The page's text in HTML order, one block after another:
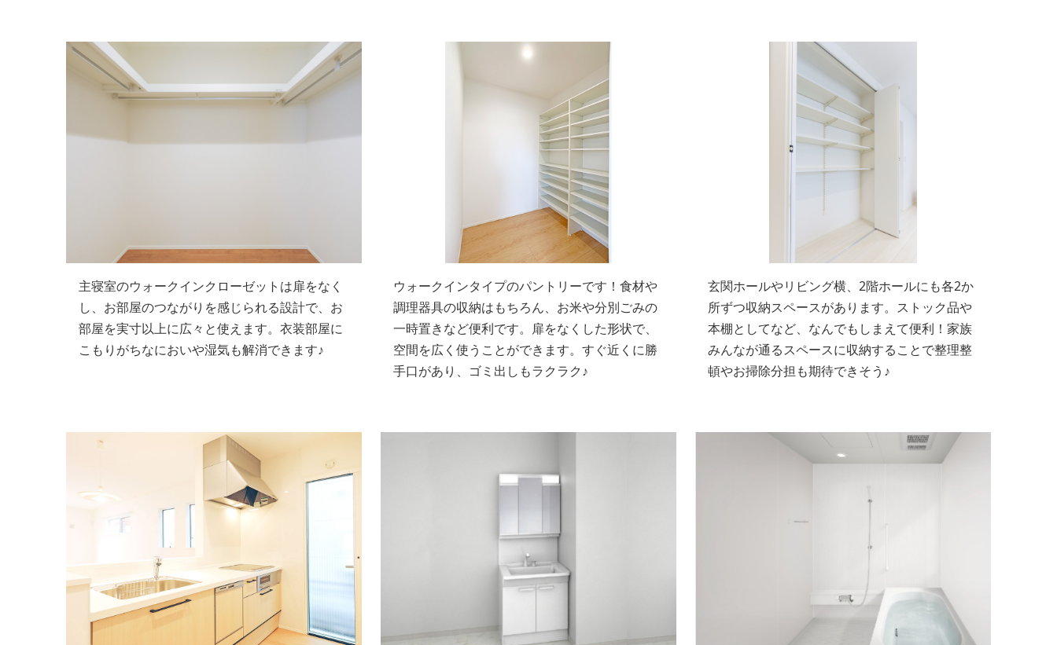
主寝室のウォークインクローゼットは扉をなく
し、お部屋のつながりを感じられる設計で、お
部屋を実寸以上に広々と使えます。衣装部屋に
こもりがちなにおいや湿気も解消できます♪
ウォークインタイプのパントリーです！食材や
調理器具の収納はもちろん、お米や分別ごみの
一時置きなど便利です。扉をなくした形状で、
空間を広く使うことができます。すぐ近くに勝
手口があり、ゴミ出しもラクラク♪
玄関ホールやリビング横、2階ホールにも各2か
所ずつ収納スペースがあります。ストック品や
本棚としてなど、なんでもしまえて便利！家族
みんなが通るスペースに収納することで整理整
頓やお掃除分担も期待できそう♪